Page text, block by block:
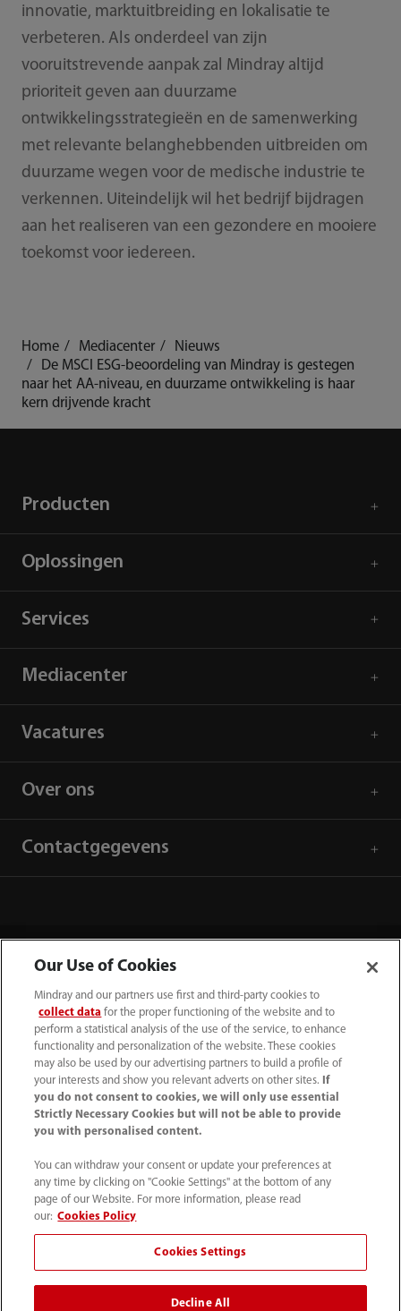
innovatie, marktuitbreiding en lokalisatie te
verbeteren. Als onderdeel van zijn
vooruitstrevende aanpak zal Mindray altijd
prioriteit geven aan duurzame
ontwikkelingsstrategieën en de samenwerking
met relevante belanghebbenden uitbreiden om
duurzame wegen voor de medische industrie te
verkennen. Uiteindelijk wil het bedrijf bijdragen
aan het realiseren van een gezondere en mooiere
toekomst voor iedereen.
Home Mediacenter
Nieuws
De MSCI ESG-beoordeling van Mindray is gestegen
naar het AA-niveau, en duurzame ontwikkeling is haar
kern drijvende kracht
Producten
Oplossingen
Services
Mediacenter
Vacatures
Over ons
Contactgegevens
(31-33) 254 4911
info.nl@mindray.com
Gebruiksvoorwaarden｜Sitemap｜
Cookie kennisgeving ｜Privacy Verklaring｜
Hulplijn naleving｜
© 2026 Shenzhen Mindray Bio-Medical Electronics Co.,
Ltd. Alle rechten voorbehouden
Our Use of Cookies
Mindray and our partners use first and third-party cookies to
collect data for the proper functioning of the website and to
perform a statistical analysis of the use of the service, to enhance
functionality and personalization of the website. These cookies
may also be used by our advertising partners to build a profile of
your interests and show you relevant adverts on other sites.
If
you do not consent to cookies, we will only use essential
Strictly Necessary Cookies but will not be able to provide
you with personalised content.
You can withdraw your consent or update your preferences at
any time by clicking on "Cookie Settings" at the bottom of any
page of our Website. For more information, please read
our: Cookies Policy
Cookies Settings
Decline All